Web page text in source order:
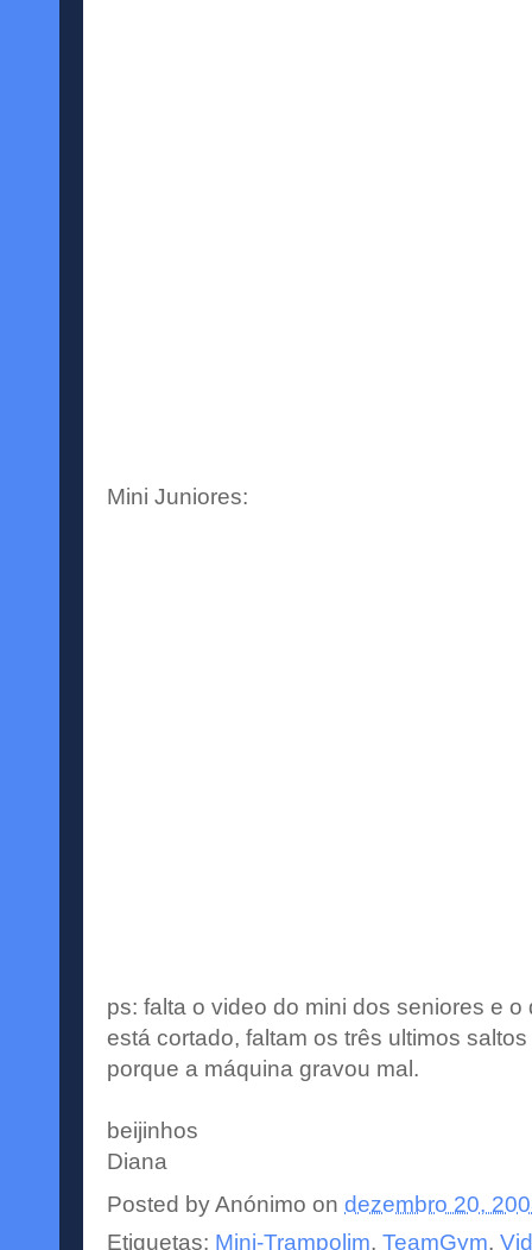
Mini Juniores:
ps: falta o video do mini dos seniores e
está cortado, faltam os três ultimos
porque a máquina gravou mal.
beijinhos
Diana
Posted byAnónimo on dezembro 20,
Etiquetas: Mini-Trampolim, TeamGym,